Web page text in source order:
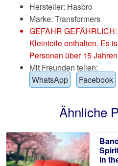
Hersteller: Hasbro
Marke: Transformers
GEFAHR
Kleinteile enthalten. Es
Personen über 15
Mit Freunden teilen:
WhatsApp
Facebook
Ähnliche
in